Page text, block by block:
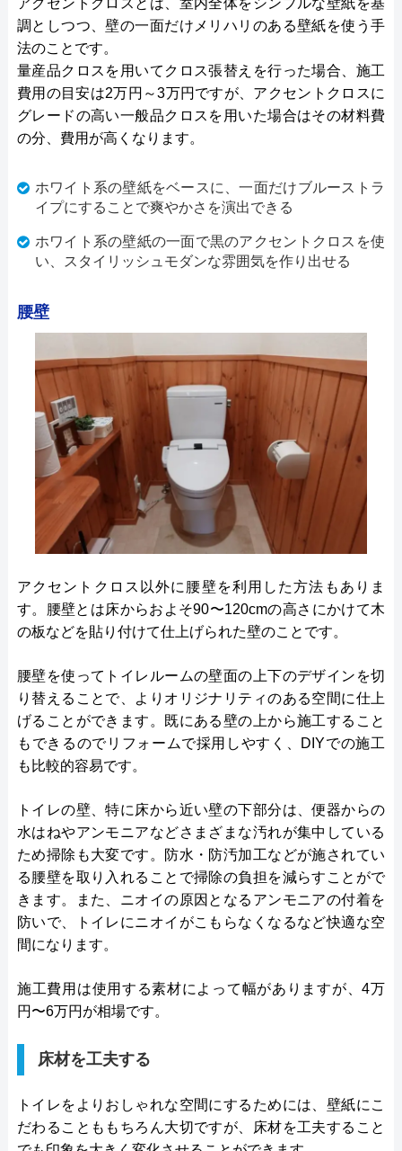
調としつつ、壁の一面だけメリハリのある壁紙を使う手
法のことです。
量産品クロスを用いてクロス張替えを行った場合、施工
費用の目安は2万円～3万円ですが、アクセントクロスに
グレードの高い一般品クロスを用いた場合はその材料費
の分、費用が高くなります。
ホワイト系の壁紙をベースに、一面だけブルーストラ
イプにすることで爽やかさを演出できる
ホワイト系の壁紙の一面で黒のアクセントクロスを使
い、スタイリッシュモダンな雰囲気を作り出せる
腰壁
アクセントクロス以外に腰壁を利用した方法もありま
す。腰壁とは床からおよそ90〜120cmの高さにかけて木
の板などを貼り付けて仕上げられた壁のことです。
腰壁を使ってトイレルームの壁面の上下のデザインを切
り替えることで、よりオリジナリティのある空間に仕上
げることができます。既にある壁の上から施工すること
もできるのでリフォームで採用しやすく、DIYでの施工
も比較的容易です。
トイレの壁、特に床から近い壁の下部分は、便器からの
水はねやアンモニアなどさまざまな汚れが集中している
ため掃除も大変です。防水・防汚加工などが施されてい
る腰壁を取り入れることで掃除の負担を減らすことがで
きます。また、ニオイの原因となるアンモニアの付着を
防いで、トイレにニオイがこもらなくなるなど快適な空
間になります。
施工費用は使用する素材によって幅がありますが、4万
円〜6万円が相場です。
床材を工夫する
トイレをよりおしゃれな空間にするためには、壁紙にこ
だわることももちろん大切ですが、床材を工夫すること